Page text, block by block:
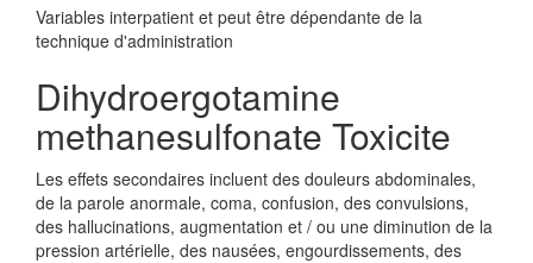
Variables interpatient et peut être dépendante de la
technique d'administration
Dihydroergotamine
methanesulfonate Toxicite
Les effets secondaires incluent des douleurs abdominales,
de la parole anormale, coma, confusion, des convulsions,
des hallucinations, augmentation et / ou une diminution de la
pression artérielle, des nausées, engourdissements, des